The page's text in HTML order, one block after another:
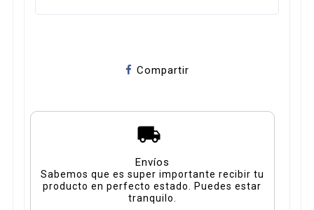
Compartir
Envíos
Sabemos que es super importante recibir tu
producto en perfecto estado. Puedes estar
tranquilo.